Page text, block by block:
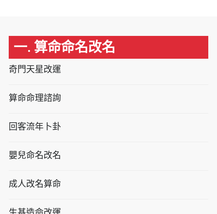
一. 算命命名改名
奇門天星改運
算命命理諮詢
回客流年卜卦
嬰兒命名改名
成人改名算命